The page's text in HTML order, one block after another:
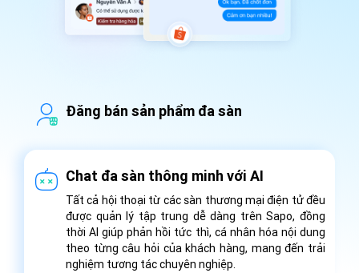
Đăng bán sản phẩm đa sàn
danh mục và mô tả sản phẩm phù hợp với quy định
riêng của từng sàn. Bạn có thể đăng bán trên các
sàn thương mại điện tử lớn như Shopee,
Tiktokshop, Lazada... một cách nhanh chóng, hiệu
quả.
Chat đa sàn thông minh với AI
Tất cả hội thoại từ các sàn thương mại điện tử đều
được quản lý tập trung dễ dàng trên Sapo, đồng
thời AI giúp phản hồi tức thì, cá nhân hóa nội dung
theo từng câu hỏi của khách hàng, mang đến trải
nghiệm tương tác chuyên nghiệp.